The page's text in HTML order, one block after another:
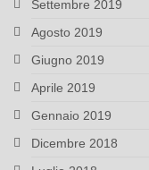
Settembre 2019
Agosto 2019
Giugno 2019
Aprile 2019
Gennaio 2019
Dicembre 2018